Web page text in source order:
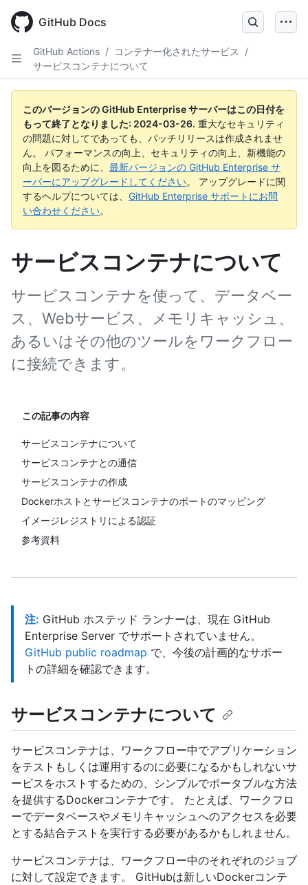
main
GitHub Docs
GitHub Actions / コンテナー化されたサービス
/
サービスコンテナについて
このバージョンの GitHub Enterprise サーバーはこの日付を
もって終了となりました: 2024-03-26. 重大なセキュリティ
の問題に対してであっても、パッチリリースは作成されませ
ん。 パフォーマンスの向上、セキュリティの向上、新機能の
向上を図るために、 最新バージョンの GitHub Enterprise サ
ーバーにアップグレードしてください。 アップグレードに関
するヘルプについては、 GitHub Enterprise サポートにお問
い合わせください。
サービスコンテナについて
サービスコンテナを使って、データベー
ス、Webサービス、メモリキャッシュ、
あるいはその他のツールをワークフロー
に接続できます。
この記事の内容
サービスコンテナについて
サービスコンテナとの通信
サービスコンテナの作成
Dockerホストとサービスコンテナのポートのマッピング
イメージレジストリによる認証
参考資料
注: GitHub ホステッド ランナーは、現在 GitHub
Enterprise Server でサポートされていません。
GitHub public roadmap で、今後の計画的なサポー
トの詳細を確認できます。
サービスコンテナについて
サービスコンテナは、ワークフロー中でアプリケーション
をテストもしくは運用するのに必要になるかもしれないサ
ービスをホストするための、シンプルでポータブルな方法
を提供するDockerコンテナです。 たとえば、ワークフロ
ーでデータベースやメモリキャッシュへのアクセスを必要
とする結合テストを実行する必要があるかもしれません。
サービスコンテナは、ワークフロー中のそれぞれのジョブ
に対して設定できます。 GitHubは新しいDockerコンテ